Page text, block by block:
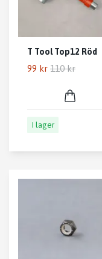
T Tool Top12 Röd
99 kr 110 kr
I lager